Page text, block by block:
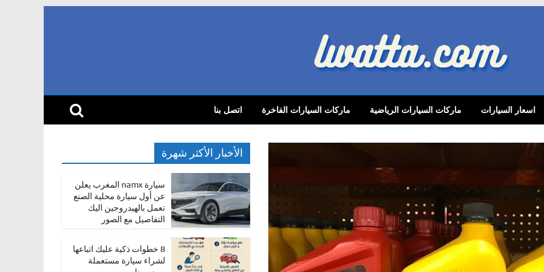
اسعار السيارات ماركات السيارات الرياضية ماركات السيارات الفاخرة اتصل بنا
الأخبار الأكثر شهرة
سيارة namx المغرب يعلن
عن أول سيارة محلية الصنع
تعمل بالهيدروجين اليك
التفاصيل مع الصور
8 خطوات ذكية عليك اتباعها
لشراء سيارة مستعملة